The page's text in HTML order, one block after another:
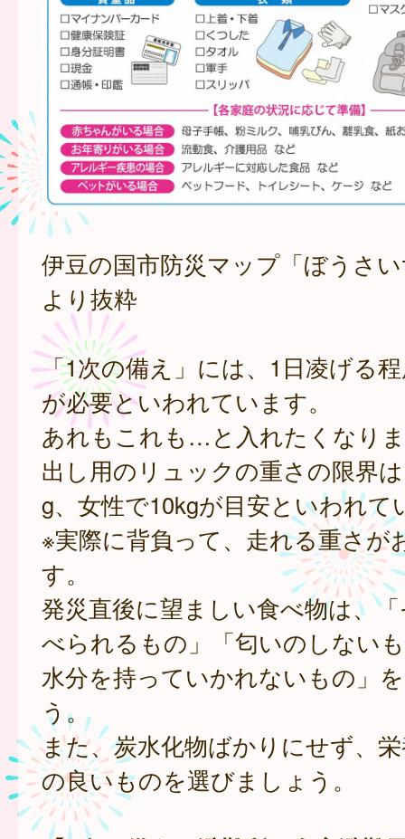
伊豆の国市防災マップ「ぼうさ
より抜粋
「1次の備え」には、1日凌げる
が必要といわれています。
あれもこれも…と入れたくなり
出し用のリュックの重さの限界
g、女性で10kgが目安といわれて
※実際に背負って、走れる重さが
す。
発災直後に望ましい食べ物は、
べられるもの」「匂いのしない
水分を持っていかれないもの」
う。
また、炭水化物ばかりにせず、
の良いものを選びましょう。